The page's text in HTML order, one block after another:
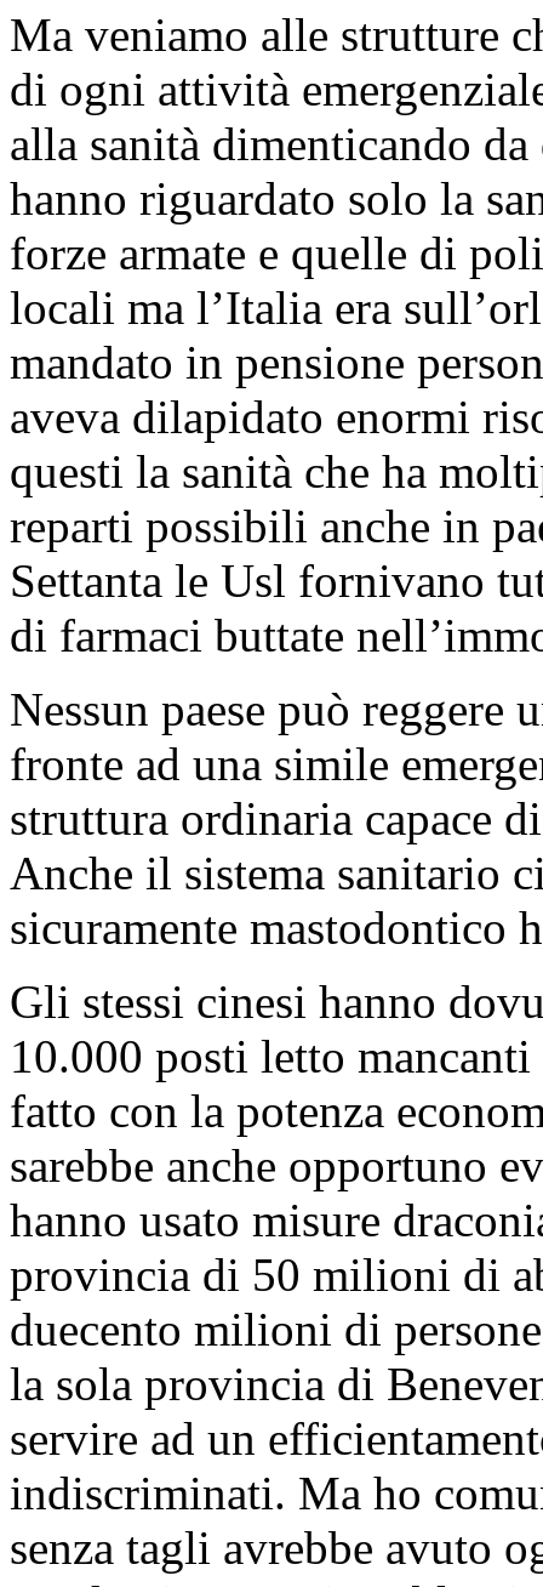
Ma veniamo alle strutture
di ogni attività
alla sanità dimenticando
hanno riguardato solo la
forze armate e quelle di
locali ma l’Italia era
mandato in pensione
aveva dilapidato enormi
questi la sanità che ha
reparti possibili anche in
Settanta le Usl fornivano
di farmaci buttate
Nessun paese può
fronte ad una simile
struttura ordinaria capace
Anche il sistema sanitario
sicuramente mastodontico
Gli stessi cinesi hanno
10.000 posti letto
fatto con la potenza
sarebbe anche opportuno
hanno usato misure
provincia di 50 milioni di
duecento milioni di
la sola provincia di
servire ad un
indiscriminati. Ma ho
senza tagli avrebbe avuto